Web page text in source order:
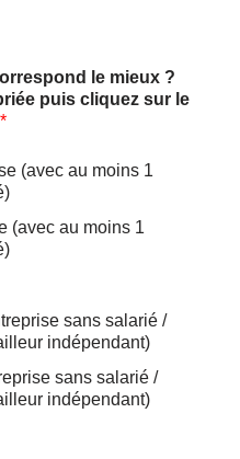
le mieux ?
puis cliquez sur le
*
(avec au moins 1
sans salarié /
indépendant)